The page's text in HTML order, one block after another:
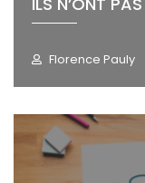
I
2
Florence Pauly